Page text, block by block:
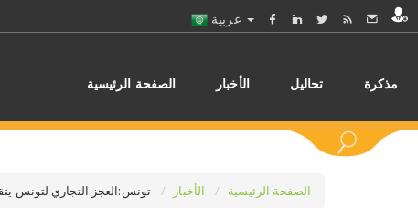
الصفحة الرئيسية الأخبار تحاليل مذكرة
الصفحة الرئيسية الأخبار تونس:العجز التجاري لتونس